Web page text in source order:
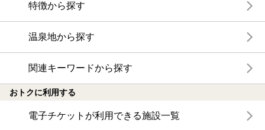
特徴から探す
温泉地から探す
関連キーワードから探す
おトクに利用する
電子チケットが利用できる施設一覧